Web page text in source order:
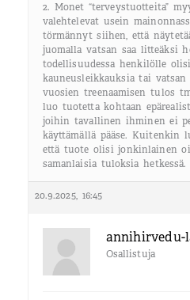
2. Monet “terveystuotteita”
valehtelevat usein
törmännyt siihen, että
juomalla vatsan saa litteäksi
todellisuudessa henkilölle
kauneusleikkauksia tai
vuosien treenaamisen tulos
luo tuotetta kohtaan
joihin tavallinen ihminen ei
käyttämällä pääse. Kuitenkin
että tuote olisi jonkinlainen
samanlaisia tuloksia hetkessä.
20.9.2025, 16:45
Osallistuja